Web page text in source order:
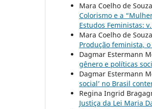
Mara Coelho de
Colorismo e a
Estudos Feministas:
Mara Coelho de
Produção feminista,
Dagmar Estermann
gênero e políticas
Dagmar Estermann
social’ no Brasil
Regina Ingrid
Justiça da Lei Maria